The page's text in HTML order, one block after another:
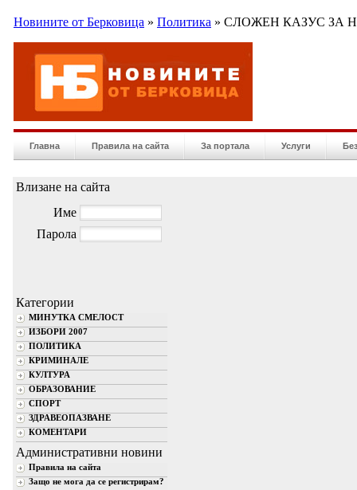
Новините от Берковица » Политика » СЛОЖЕН КАЗУС ЗА
Главна Правила на сайта За портала Услуги
Влизане на сайта
Име
Парола
Категории
МИНУТКА СМЕЛОСТ
ИЗБОРИ 2007
ПОЛИТИКА
КРИМИНАЛЕ
КУЛТУРА
ОБРАЗОВАНИЕ
СПОРТ
ЗДРАВЕОПАЗВАНЕ
КОМЕНТАРИ
Административни новини
Правила на сайта
Защо не мога да се регистрирам?